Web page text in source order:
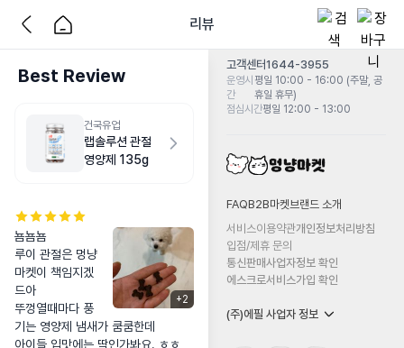
리뷰
Best Review
건국유업
랩솔루션 관절
영양제 135g
+2
뇸뇸뇸
루이 관절은 멍냥
마켓이 책임지겠
드아
뚜껑열때마다 풍
기는 영양제 냄새가 쿰쿰한데
아이들 입맛에는 딱인가봐요. ㅎㅎ
고객센터1644-3955
운영시
간
평일 10:00 - 16:00 (주말, 공
휴일 휴무)
점심시간평일 12:00 - 13:00
FAQB2B마켓 브랜드 소개
서비스이용약관개인정보처리방침
입점/제휴 문의
통신판매사업자정보 확인
에스크로서비스가입 확인
(주)에필 사업자 정보